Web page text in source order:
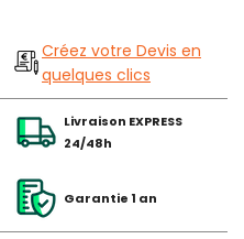
Créez votre Devis en
quelques clics
Livraison EXPRESS
24/48h
Garantie 1 an